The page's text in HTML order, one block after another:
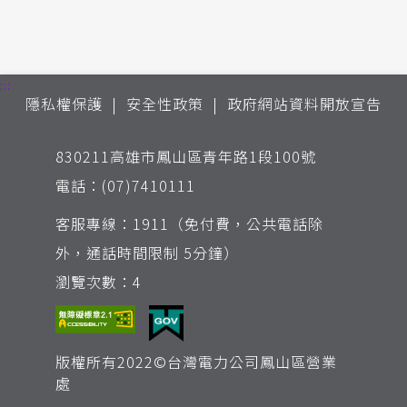
:::
隱私權保護 安全性政策 政府網站資料開放宣告
830211高雄市鳳山區青年路1段100號
電話：(07)7410111
客服專線：1911（免付費，公共電話除
外，通話時間限制 5分鐘）
瀏覽次數：4
版權所有2022©台灣電力公司鳳山區營業
處